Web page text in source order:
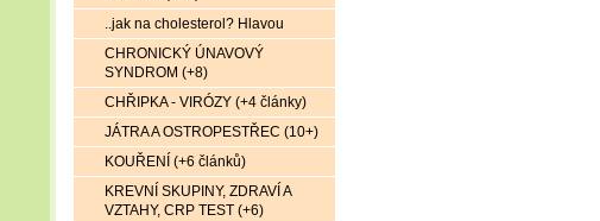
..jak na cholesterol? Hlavou
CHRONICKÝ ÚNAVOVÝ
SYNDROM (+8)
CHŘIPKA - VIRÓZY (+4 články)
JÁTRA A OSTROPESTŘEC (10+)
KOUŘENÍ (+6 článků)
KREVNÍ SKUPINY, ZDRAVÍ A
VZTAHY, CRP TEST (+6)